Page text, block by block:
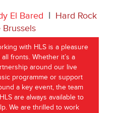
El Bared
Hard Rock
Brussels
with HLS is a pleasure
all fronts. Whether it’s a
around our live
programme or support
a key event, the team
are always available to
We are thrilled to work